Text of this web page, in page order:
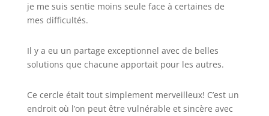
je me suis sentie moins seule face à certaines de
mes difficultés.
Il y a eu un partage exceptionnel avec de belles
solutions que chacune apportait pour les autres.
Ce cercle était tout simplement merveilleux! C’est un
endroit où l’on peut être vulnérable et sincère avec